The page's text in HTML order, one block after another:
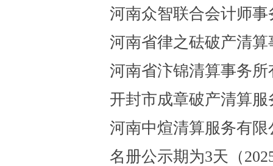
河南众智联合会计师事
河南省律之砝破产清算
河南省汴锦清算事务所
开封市成章破产清算服
河南中煊清算服务有限
名册公示期为3天（2025